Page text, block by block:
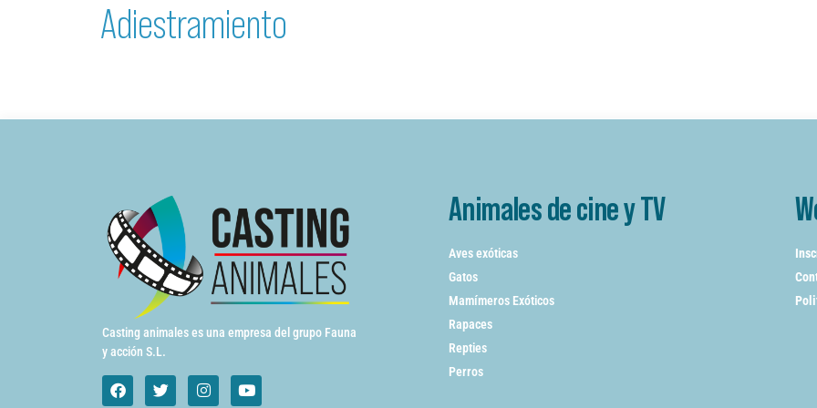
Adiestramiento
Casting animales es una empresa del grupo Fauna
y acción S.L.
Animales de cine y TV
Aves exóticas
Gatos
Mamímeros Exóticos
Rapaces
Repties
Perros